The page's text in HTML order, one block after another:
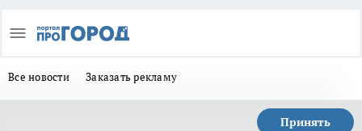
Все новости Заказать рекламу
Принять